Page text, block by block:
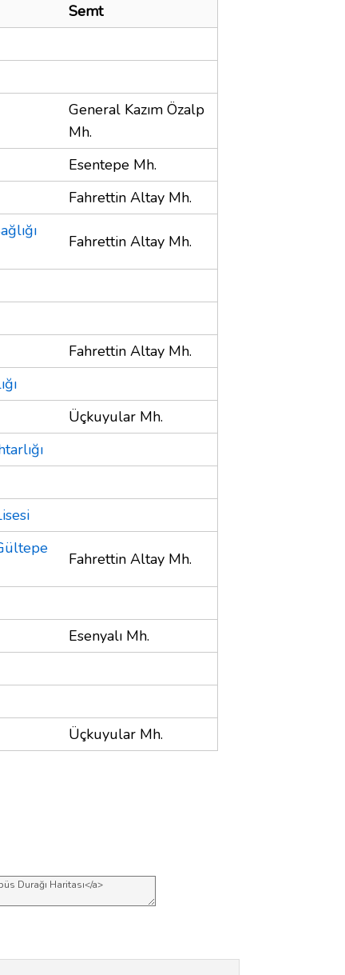
Semt
General Kazım Özalp
Mh.
Esentepe Mh.
Fahrettin Altay Mh.
Fahrettin Altay Mh.
Fahrettin Altay Mh.
Üçkuyular Mh.
Fahrettin Altay Mh.
Esenyalı Mh.
Üçkuyular Mh.